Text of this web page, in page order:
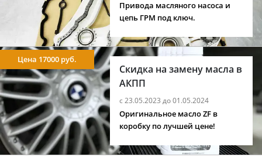
Привода масляного насоса и
цепь ГРМ под ключ.
Скидка на замену масла в
АКПП
с 23.05.2023 до 01.05.2024
Цена 17000 руб.
Оригинальное масло ZF в
коробку по лучшей цене!